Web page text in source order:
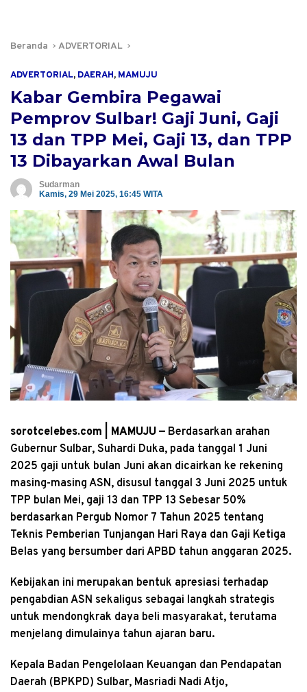
Beranda ADVERTORIAL
ADVERTORIAL, DAERAH, MAMUJU
Kabar Gembira Pegawai
Pemprov Sulbar! Gaji Juni, Gaji
13 dan TPP Mei, Gaji 13, dan TPP
13 Dibayarkan Awal Bulan
Sudarman
Kamis, 29 Mei 2025, 16:45 WITA
sorotcelebes.com | MAMUJU — Berdasarkan arahan
Gubernur Sulbar, Suhardi Duka, pada tanggal 1 Juni
2025 gaji untuk bulan Juni akan dicairkan ke rekening
masing-masing ASN, disusul tanggal 3 Juni 2025 untuk
TPP bulan Mei, gaji 13 dan TPP 13 Sebesar 50%
berdasarkan Pergub Nomor 7 Tahun 2025 tentang
Teknis Pemberian Tunjangan Hari Raya dan Gaji Ketiga
Belas yang bersumber dari APBD tahun anggaran 2025.
Kebijakan ini merupakan bentuk apresiasi terhadap
pengabdian ASN sekaligus sebagai langkah strategis
untuk mendongkrak daya beli masyarakat, terutama
menjelang dimulainya tahun ajaran baru.
Kepala Badan Pengelolaan Keuangan dan Pendapatan
Daerah (BPKPD) Sulbar, Masriadi Nadi Atjo,